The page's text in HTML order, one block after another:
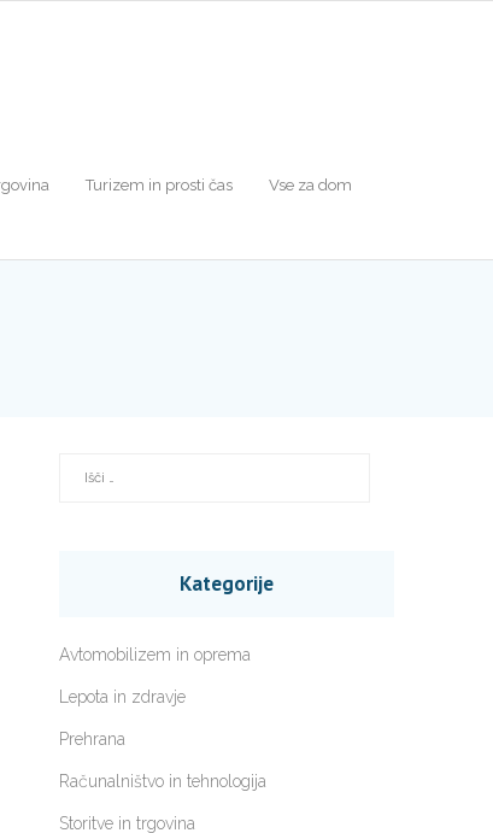
Turizem in prosti čas Vse za dom
Kategorije
Avtomobilizem in oprema
Lepota in zdravje
Prehrana
Računalništvo in tehnologija
Storitve in trgovina